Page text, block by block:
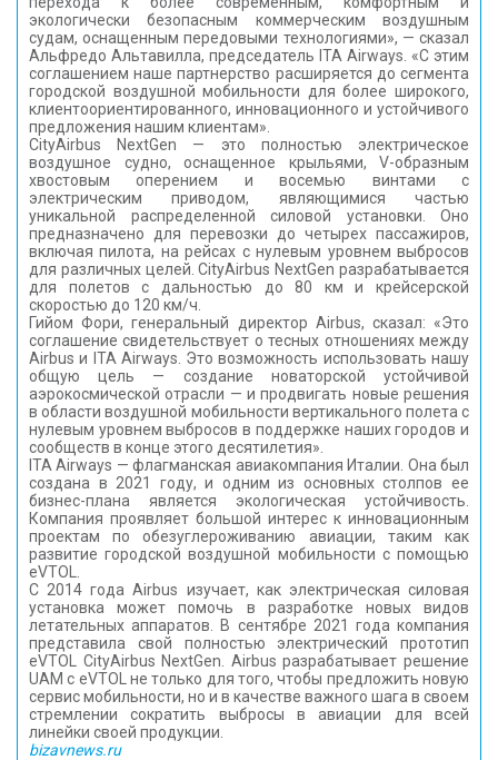
экологически безопасным коммерческим воздушным
судам, оснащенным передовыми технологиями», — сказал
Альфредо Альтавилла, председатель ITA Airways. «С этим
соглашением наше партнерство расширяется до сегмента
городской воздушной мобильности для более широкого,
клиентоориентированного, инновационного и устойчивого
предложения нашим клиентам».
CityAirbus NextGen — это полностью электрическое
воздушное судно, оснащенное крыльями, V-образным
хвостовым оперением и восемью винтами с
электрическим приводом, являющимися частью
уникальной распределенной силовой установки. Оно
предназначено для перевозки до четырех пассажиров,
включая пилота, на рейсах с нулевым уровнем выбросов
для различных целей. CityAirbus NextGen разрабатывается
для полетов с дальностью до 80 км и крейсерской
скоростью до 120 км/ч.
Гийом Фори, генеральный директор Airbus, сказал: «Это
соглашение свидетельствует о тесных отношениях между
Airbus и ITA Airways. Это возможность использовать нашу
общую цель — создание новаторской устойчивой
аэрокосмической отрасли — и продвигать новые решения
в области воздушной мобильности вертикального полета с
нулевым уровнем выбросов в поддержке наших городов и
сообществ в конце этого десятилетия».
ITA Airways — флагманская авиакомпания Италии. Она был
создана в 2021 году, и одним из основных столпов ее
бизнес-плана является экологическая устойчивость.
Компания проявляет большой интерес к инновационным
проектам по обезуглероживанию авиации, таким как
развитие городской воздушной мобильности с помощью
eVTOL.
С 2014 года Airbus изучает, как электрическая силовая
установка может помочь в разработке новых видов
летательных аппаратов. В сентябре 2021 года компания
представила свой полностью электрический прототип
eVTOL CityAirbus NextGen. Airbus разрабатывает решение
UAM с eVTOL не только для того, чтобы предложить новую
сервис мобильности, но и в качестве важного шага в своем
стремлении сократить выбросы в авиации для всей
линейки своей продукции.
bizavnews.ru